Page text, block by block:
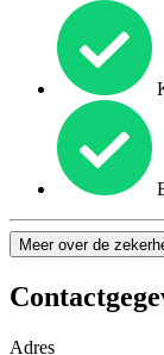
Meer over de
Adres